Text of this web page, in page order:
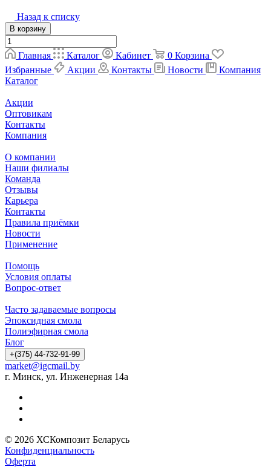
Назад к списку
В корзину
Главная Каталог Кабинет 0 Корзина
Избранные
Акции Контакты Новости
Компания
Каталог
Акции
Оптовикам
Контакты
Компания
О компании
Наши филиалы
Команда
Отзывы
Карьера
Контакты
Правила приёмки
Новости
Применение
Помощь
Условия оплаты
Вопрос-ответ
Часто задаваемые вопросы
Эпоксидная смола
Полиэфирная смола
Блог
+(375) 44-732-91-99
market@igcmail.by
г. Минск, ул. Инженерная 14а
© 2026 ХСКомпозит Беларусь
Конфиденциальность
Оферта